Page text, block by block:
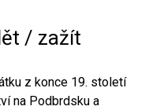
/ zažít
z konce 19. století
na Podbrdsku a